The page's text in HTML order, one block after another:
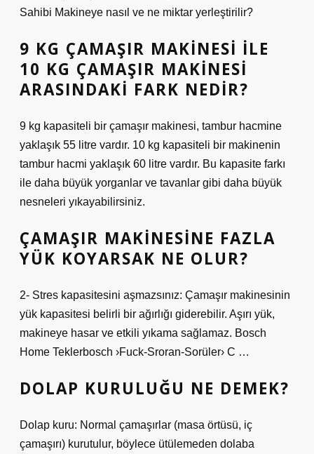
Sahibi Makineye nasıl ve ne miktar yerleştirilir?
9 KG ÇAMAŞIR MAKINESI ILE
10 KG ÇAMAŞIR MAKINESI
ARASINDAKI FARK NEDIR?
9 kg kapasiteli bir çamaşır makinesi, tambur hacmine
yaklaşık 55 litre vardır. 10 kg kapasiteli bir makinenin
tambur hacmi yaklaşık 60 litre vardır. Bu kapasite farkı
ile daha büyük yorganlar ve tavanlar gibi daha büyük
nesneleri yıkayabilirsiniz.
ÇAMAŞIR MAKINESINE FAZLA
YÜK KOYARSAK NE OLUR?
2- Stres kapasitesini aşmazsınız: Çamaşır makinesinin
yük kapasitesi belirli bir ağırlığı giderebilir. Aşırı yük,
makineye hasar ve etkili yıkama sağlamaz. Bosch
Home Teklerbosch ›Fuck-Sroran-Sorüler› C …
DOLAP KURULUĞU NE DEMEK?
Dolap kuru: Normal çamaşırlar (masa örtüsü, iç
çamaşırı) kurutulur, böylece ütülemeden dolaba